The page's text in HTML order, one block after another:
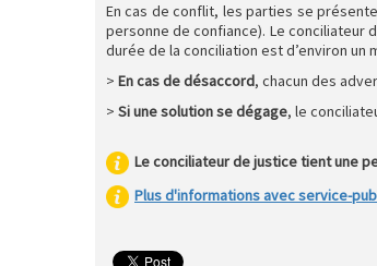
En cas de conflit, les parties se
personne de confiance). Le conciliateur
durée de la conciliation est d’environ un
> En cas de désaccord, chacun des
> Si une solution se dégage, le
Le conciliateur de justice tient une
Plus d'informations avec service-